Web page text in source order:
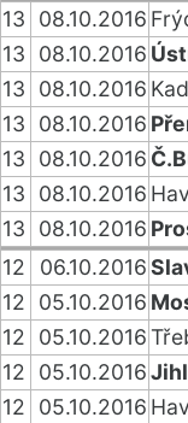
13
08.10.2016
13
08.10.2016
13
08.10.2016
13
08.10.2016
13
08.10.2016
13
08.10.2016
13
08.10.2016
12
06.10.2016
12
05.10.2016
12
05.10.2016
12
05.10.2016
12
05.10.2016